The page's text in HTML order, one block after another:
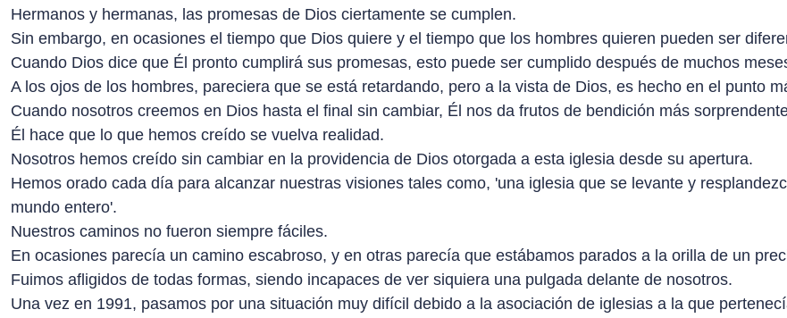
Hermanos y hermanas, las promesas de Dios ciertamente se cumplen.
Sin embargo, en ocasiones el tiempo que Dios quiere y el tiempo que los hombres quieren pueden ser
Cuando Dios dice que Él pronto cumplirá sus promesas, esto puede ser cumplido después de muchos
A los ojos de los hombres, pareciera que se está retardando, pero a la vista de Dios, es hecho en el punto
Cuando nosotros creemos en Dios hasta el final sin cambiar, Él nos da frutos de bendición más
Él hace que lo que hemos creído se vuelva realidad.
Nosotros hemos creído sin cambiar en la providencia de Dios otorgada a esta iglesia desde su apertura.
Hemos orado cada día para alcanzar nuestras visiones tales como, 'una iglesia que se levante y
mundo entero'.
Nuestros caminos no fueron siempre fáciles.
En ocasiones parecía un camino escabroso, y en otras parecía que estábamos parados a la orilla de un
Fuimos afligidos de todas formas, siendo incapaces de ver siquiera una pulgada delante de nosotros.
Una vez en 1991, pasamos por una situación muy difícil debido a la asociación de iglesias a la que